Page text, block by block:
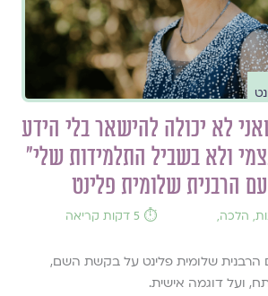
לא יכולה להישאר בלי הידע
ולא בשביל התלמידות שלי״
הרבנית שלומית פלינט
, הלכה, ⏱️ 5 דקות קריאה
הרבנית שלומית פלינט על בקשת השם,
ועל דוגמה אישית.